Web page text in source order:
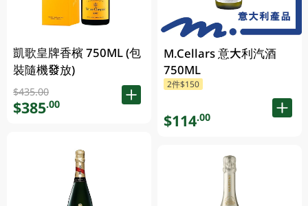
凱歌皇牌香檳 750ML (包
裝隨機發放)
$435.00
$385.00
M.Cellars 意大利汽酒
750ML
2件$150
$114.00